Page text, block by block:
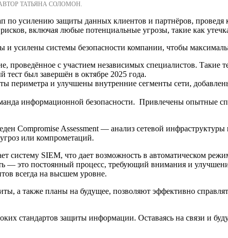
АВТОР ТАТЬЯНА СОЛОМОН.
по усилению защиты данных клиентов и партнёров,
включая любые потенциальные угрозы, такие как
и усилены системы безопасности компании, чтобы
проведённое с участием независимых специалистов. Такие
был завершён в октябре 2025 года.
периметра и улучшены внутренние сегменты сети,
информационной безопасности. Привлечены опытные
Compromise Assessment — анализ сетевой
или компрометаций.
систему SIEM, что дает возможность в автоматическом
— это постоянный процесс, требующий внимания и
всегда на высшем уровне.
а также планы на будущее, позволяют эффективно
стандартов защиты информации. Оставаясь на связи и